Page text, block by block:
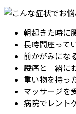
朝起きた時に
長時間座って
前かがみにな
腰痛と一緒に
重い物を持っ
マッサージを
病院でレント